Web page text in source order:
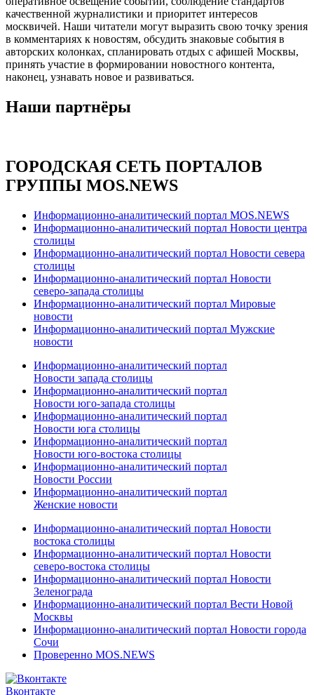
качественной журналистики и приоритет интересов
москвичей. Наши читатели могут выразить свою точку зрения
в комментариях к новостям, обсудить знаковые события в
авторских колонках, спланировать отдых с афишей Москвы,
принять участие в формировании новостного контента,
наконец, узнавать новое и развиваться.
Наши партнёры
ГОРОДСКАЯ СЕТЬ ПОРТАЛОВ
ГРУППЫ MOS.NEWS
Информационно-аналитический портал MOS.NEWS
Информационно-аналитический портал Новости центра
столицы
Информационно-аналитический портал Новости севера
столицы
Информационно-аналитический портал Новости
северо-запада столицы
Информационно-аналитический портал Мировые
новости
Информационно-аналитический портал Мужские
новости
Информационно-аналитический портал
Новости запада столицы
Информационно-аналитический портал
Новости юго-запада столицы
Информационно-аналитический портал
Новости юга столицы
Информационно-аналитический портал
Новости юго-востока столицы
Информационно-аналитический портал
Новости России
Информационно-аналитический портал
Женские новости
Информационно-аналитический портал Новости
востока столицы
Информационно-аналитический портал Новости
северо-востока столицы
Информационно-аналитический портал Новости
Зеленограда
Информационно-аналитический портал Вести Новой
Москвы
Информационно-аналитический портал Новости города
Сочи
Проверенно MOS.NEWS
Вконтакте